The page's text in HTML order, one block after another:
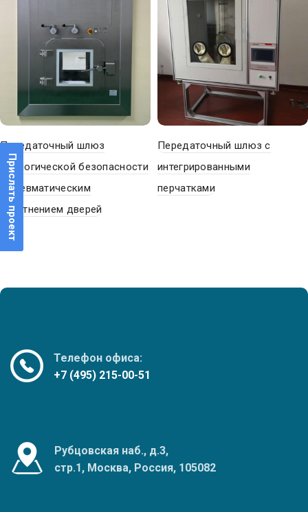
Передаточный шлюз
биологической безопасности
с пневматическим
уплотнением дверей
Передаточный шлюз с
интегрированными
перчатками
Телефон офиса:
+7 (495) 215-00-51
Рубцовская наб., д.3,
стр.1, Москва, Россия, 105082
Прислать проект